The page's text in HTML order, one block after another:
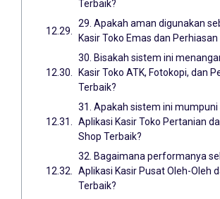
Terbaik?
29. Apakah aman digunakan
Kasir Toko Emas dan Perhiasan
30. Bisakah sistem ini
Kasir Toko ATK, Fotokopi, dan
Terbaik?
31. Apakah sistem ini mumpuni
Aplikasi Kasir Toko Pertanian
Shop Terbaik?
32. Bagaimana performanya
Aplikasi Kasir Pusat Oleh-Oleh
Terbaik?